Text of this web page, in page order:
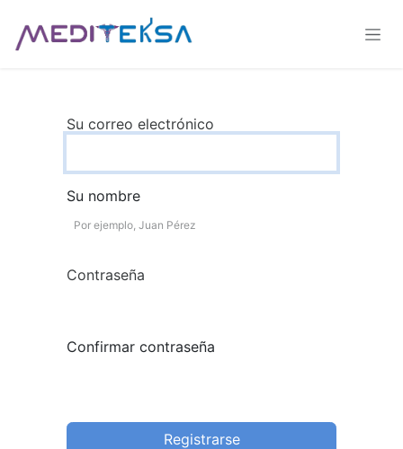
Su correo electrónico
Su nombre
Contraseña
Confirmar contraseña
Registrarse